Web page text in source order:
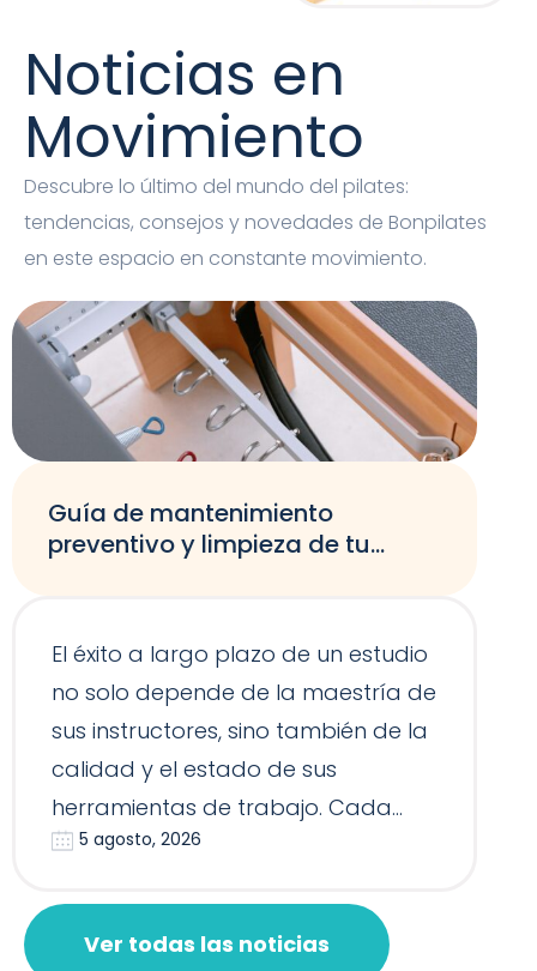
Noticias en
Movimiento
Descubre lo último del mundo del pilates:
tendencias, consejos y novedades de Bonpilates
en este espacio en constante movimiento.
Guía de mantenimiento
preventivo y limpieza de tu
El éxito a largo plazo de un estudio
no solo depende de la maestría de
sus instructores, sino también de la
calidad y el estado de sus
herramientas de trabajo. Cada
Reformer, Silla…
5 agosto, 2026
Ver todas las noticias